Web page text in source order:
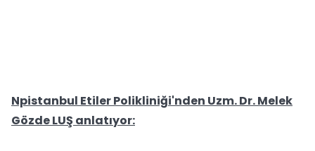
Npistanbul Etiler Polikliniği'nden Uzm. Dr. Melek
Gözde LUŞ anlatıyor: